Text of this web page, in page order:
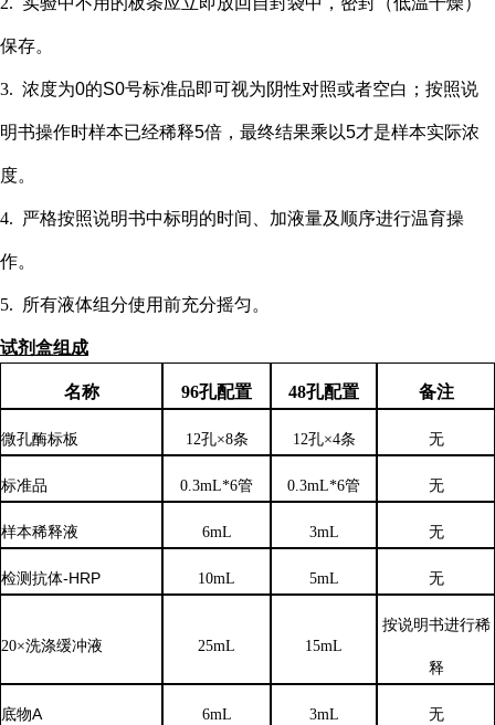
保存。
3. 浓度为0的S0号标准品即可视为阴性对照或者空白；按照说
明书操作时样本已经稀释5倍，最终结果乘以5才是样本实际浓
度。
4. 严格按照说明书中标明的时间、加液量及顺序进行温育操
作。
5. 所有液体组分使用前充分摇匀。
试剂盒组成
名称 96孔配置 48孔配置 备注
微孔酶标板 12孔×8条 12孔×4条 无
标准品 0.3mL*6管 0.3mL*6管 无
样本稀释液 6mL 3mL 无
检测抗体-HRP 10mL 5mL 无
20×洗涤缓冲液 25mL 15mL
按说明书进行稀
释
底物A 6mL 3mL 无